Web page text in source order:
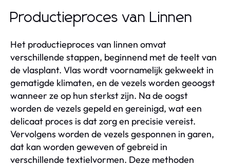
Productieproces van Linnen
Het productieproces van linnen omvat
verschillende stappen, beginnend met de teelt van
de vlasplant. Vlas wordt voornamelijk gekweekt in
gematigde klimaten, en de vezels worden geoogst
wanneer ze op hun sterkst zijn. Na de oogst
worden de vezels gepeld en gereinigd, wat een
delicaat proces is dat zorg en precisie vereist.
Vervolgens worden de vezels gesponnen in garen,
dat kan worden geweven of gebreid in
verschillende textielvormen. Deze methoden